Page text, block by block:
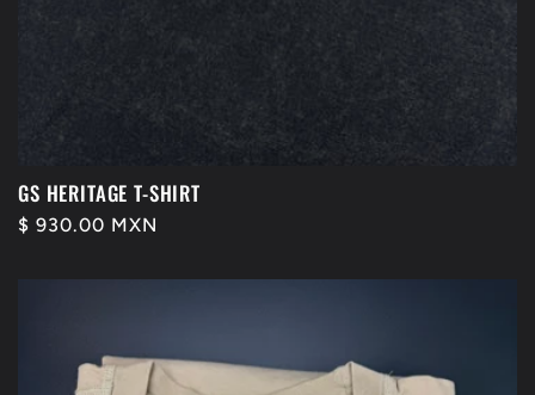
GS HERITAGE T-SHIRT
Precio
$ 930.00 MXN